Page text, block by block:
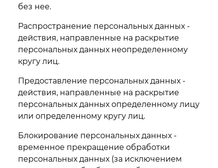
без нее.
Распространение персональных данных -
действия, направленные на раскрытие
персональных данных неопределенному
кругу лиц.
Предоставление персональных данных -
действия, направленные на раскрытие
персональных данных определенному лицу
или определенному кругу лиц.
Блокирование персональных данных -
временное прекращение обработки
персональных данных (за исключением